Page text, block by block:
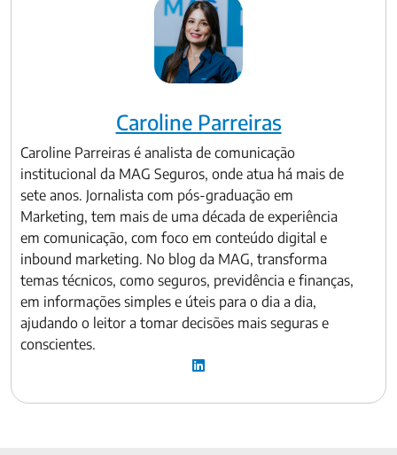
Caroline Parreiras
Caroline Parreiras é analista de comunicação
institucional da MAG Seguros, onde atua há mais de
sete anos. Jornalista com pós-graduação em
Marketing, tem mais de uma década de experiência
em comunicação, com foco em conteúdo digital e
inbound marketing. No blog da MAG, transforma
temas técnicos, como seguros, previdência e finanças,
em informações simples e úteis para o dia a dia,
ajudando o leitor a tomar decisões mais seguras e
conscientes.